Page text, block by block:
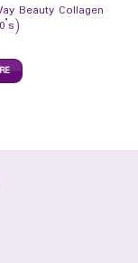
Beauty Collagen